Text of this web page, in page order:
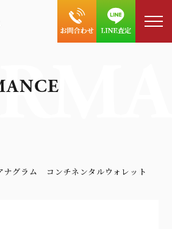
グラム コンチネンタルウォレット